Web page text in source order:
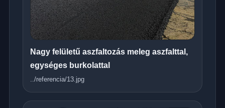
Nagy felületű aszfaltozás meleg aszfalttal,
egységes burkolattal
../referencia/13.jpg